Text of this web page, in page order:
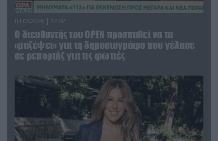
04.08.2026 | 12:02
O διευθυντής του OPEN προσπαθεί να τα
«μαζέψει» για τη δημοσιογράφο που γέλασε
σε ρεπορτάζ για τις φωτιές